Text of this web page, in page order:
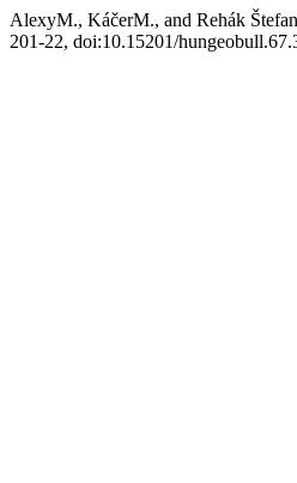
AlexyM., KáčerM., and Rehák
201-22, doi:10.15201/